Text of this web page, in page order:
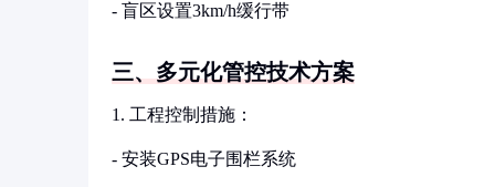
- 盲区设置3km/h缓行带
三、多元化管控技术方案
1. 工程控制措施：
- 安装GPS电子围栏系统